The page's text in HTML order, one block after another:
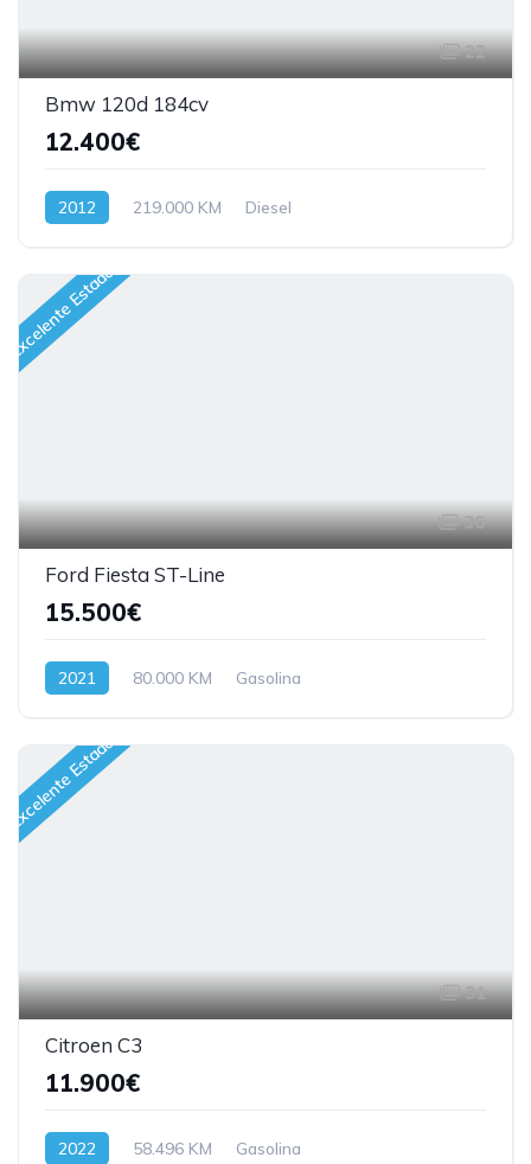
22
Bmw 120d 184cv
12.400€
2012 219.000 KM Diesel
Excelente Estado
36
Ford Fiesta ST-Line
15.500€
2021 80.000 KM Gasolina
Excelente Estado
31
Citroen C3
11.900€
2022 58.496 KM Gasolina